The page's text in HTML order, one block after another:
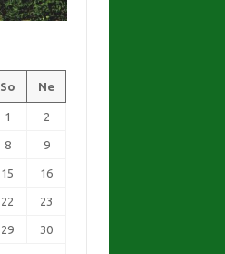
So Ne
1 2
8 9
15 16
22 23
29 30